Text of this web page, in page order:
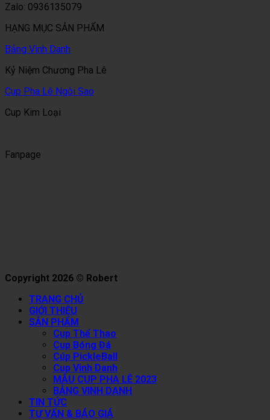
Zalo: 0936135079
HẠNG MỤC SẢN PHẨM
Bảng Vinh Danh
Kỷ Niệm Chương Pha Lê
Cup Pha Lê Ngôi Sao
Cup Kim Loại
Fanpage
Copyright 2026 © Robert
TRANG CHỦ
GIỚI THIỆU
SẢN PHẨM
Cup Thể Thao
Cup Bóng Đá
Cúp PickleBall
Cup Vinh Danh
MẪU CUP PHA LÊ 2023
BẢNG VINH DANH
TIN TỨC
TƯ VẤN & BÁO GIÁ